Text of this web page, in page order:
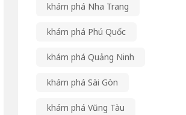
khám phá Nha Trang
khám phá Phú Quốc
khám phá Quảng Ninh
khám phá Sài Gòn
khám phá Vũng Tàu